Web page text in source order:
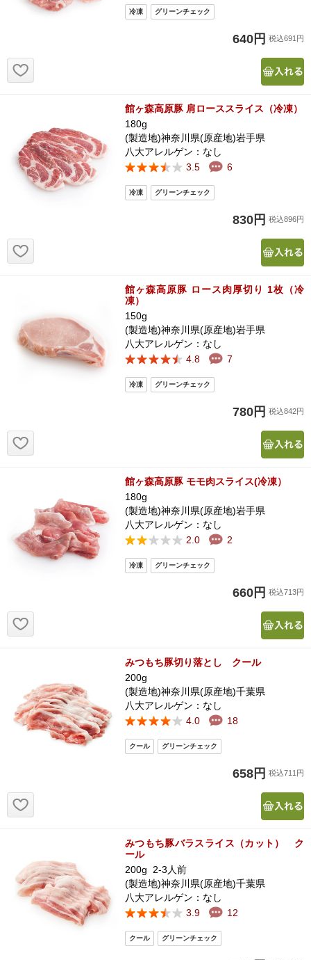
640円 税込691円
館ヶ森高原豚 肩ローススライス（冷凍）
180g
(製造地)神奈川県(原産地)岩手県
八大アレルゲン：なし
3.5
6
830円 税込896円
館ヶ森高原豚 ロース肉厚切り 1枚（冷
凍）
150g
(製造地)神奈川県(原産地)岩手県
八大アレルゲン：なし
4.8
7
780円 税込842円
館ヶ森高原豚 モモ肉スライス(冷凍）
180g
(製造地)神奈川県(原産地)岩手県
八大アレルゲン：なし
2.0
2
660円 税込713円
みつもち豚切り落とし クール
200g
(製造地)神奈川県(原産地)千葉県
八大アレルゲン：なし
4.0
18
658円 税込711円
みつもち豚バラスライス（カット） ク
ール
200g 2-3人前
(製造地)神奈川県(原産地)千葉県
八大アレルゲン：なし
3.9
12